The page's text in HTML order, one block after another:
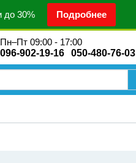
до 30% Подробнее
Пн–Пт 09:00 - 17:00
096-902-19-16
050-480-76-03